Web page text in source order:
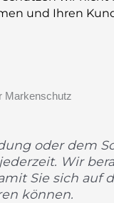
und Ihren
oder dem
Wir
Sie sich auf
können.